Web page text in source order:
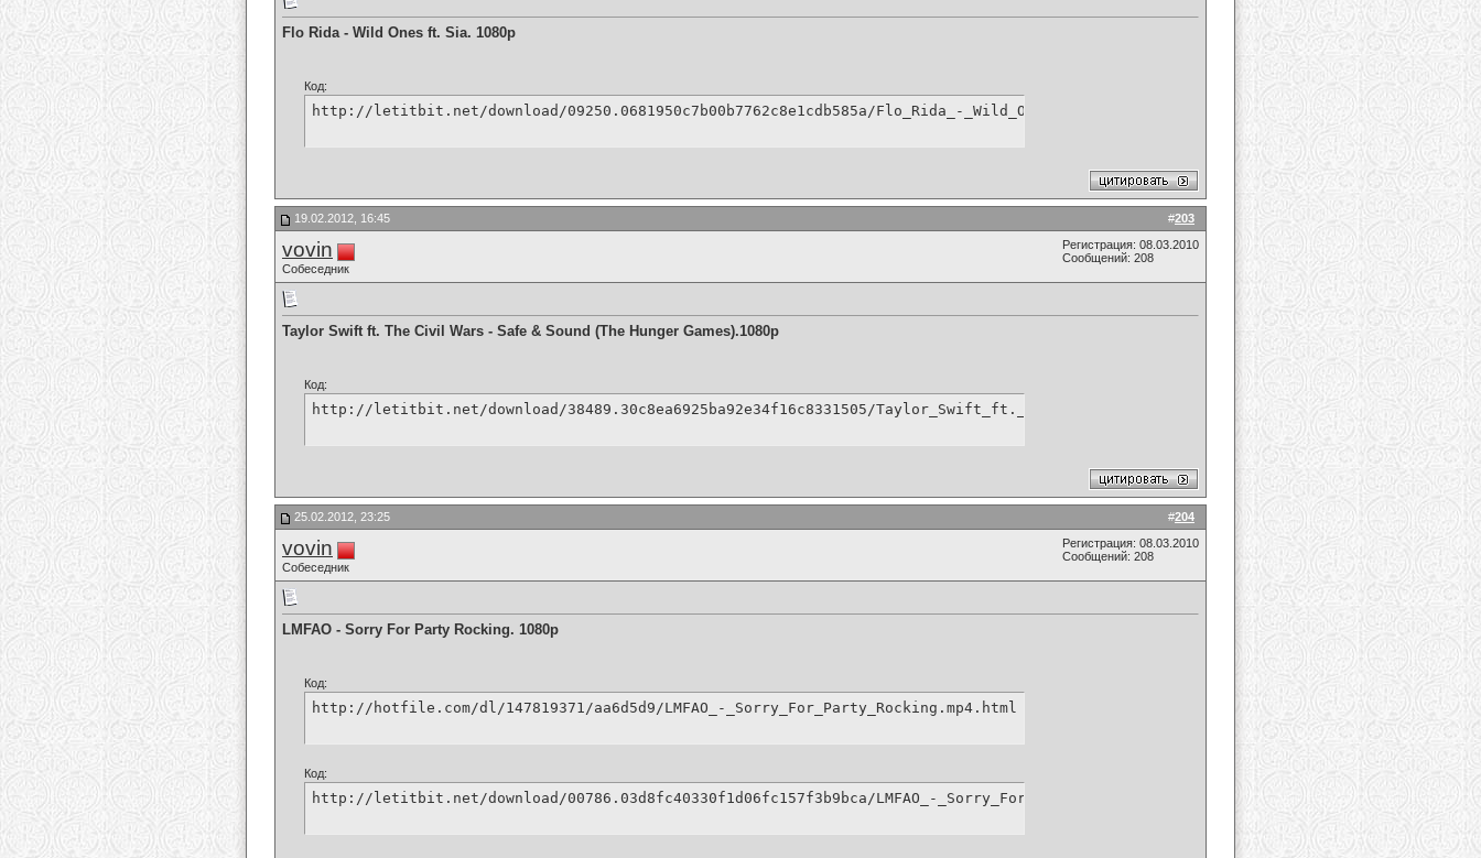
Flo Rida - Wild Ones ft. Sia. 1080p
Код:
http://letitbit.net/download/09250.0681950c7b00b7762c8e1cdb585a/Flo_Rida_-_Wild_Ones_ft._Sia.mp4.html
#203
19.02.2012, 16:45
vovin
Собеседник
Регистрация: 08.03.2010
Сообщений: 208
Taylor Swift ft. The Civil Wars - Safe & Sound (The Hunger Games).1080p
Код:
http://letitbit.net/download/38489.30c8ea6925ba92e34f16c8331505/Taylor_Swift_ft._The_Civil_Wars_-
#204
25.02.2012, 23:25
vovin
Собеседник
Регистрация: 08.03.2010
Сообщений: 208
LMFAO - Sorry For Party Rocking. 1080p
Код:
http://hotfile.com/dl/147819371/aa6d5d9/LMFAO_-_Sorry_For_Party_Rocking.mp4.html
Код:
http://letitbit.net/download/00786.03d8fc40330f1d06fc157f3b9bca/LMFAO_-_Sorry_For_Party_Rocking.mp4.html